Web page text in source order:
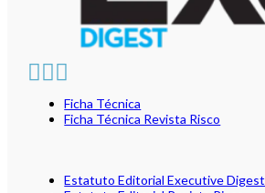
Ficha Técnica
Ficha Técnica Revista Risco
Estatuto Editorial Executive Digest